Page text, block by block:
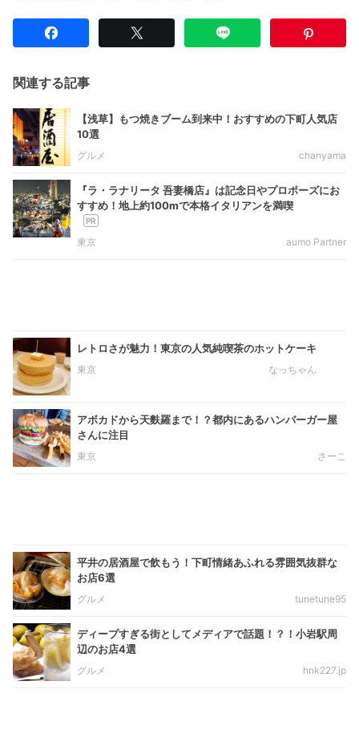
関連する記事
【浅草】もつ焼きブーム到来中！おすすめの下町人気店
10選
グルメ chanyama
『ラ・ラナリータ 吾妻橋店』は記念日やプロポーズにお
すすめ！地上約100mで本格イタリアンを満喫
東京 aumo Partner
レトロさが魅力！東京の人気純喫茶のホットケーキ
東京 なっちゃん
アボカドから天麩羅まで！？都内にあるハンバーガー屋
さんに注目
東京 さーこ
平井の居酒屋で飲もう！下町情緒あふれる雰囲気抜群な
お店6選
グルメ tunetune95
ディープすぎる街としてメディアで話題！？！小岩駅周
辺のお店4選
グルメ hnk227.jp